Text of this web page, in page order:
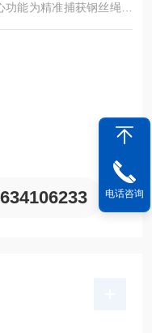
能为精准捕获钢丝绳轴
伸长率、弹性模量及最大
电话咨询